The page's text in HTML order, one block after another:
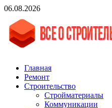
Skip
content
06.08.2026
vgasa.ru
Строительный журнал. Всё о
Главная
Ремонт
Строительство
Стройматериалы
Коммуникации